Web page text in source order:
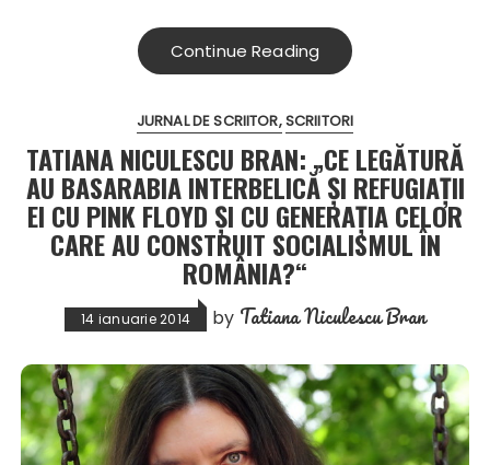
Continue Reading
JURNAL DE SCRIITOR SCRIITORI
TATIANA NICULESCU BRAN: „CE LEGĂTURĂ
AU BASARABIA INTERBELICĂ ȘI REFUGIAȚII
EI CU PINK FLOYD ȘI CU GENERAȚIA CELOR
CARE AU CONSTRUIT SOCIALISMUL ÎN
ROMÂNIA?“
14 ianuarie 2014 by Tatiana Niculescu Bran